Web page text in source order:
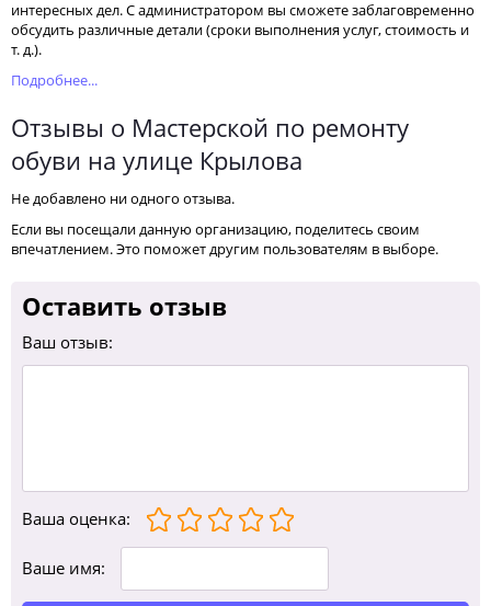
интересных дел. С администратором вы сможете заблаговременно
обсудить различные детали (сроки выполнения услуг, стоимость и
т. д.).
Подробнее...
Отзывы о Мастерской по ремонту
обуви на улице Крылова
Не добавлено ни одного отзыва.
Если вы посещали данную организацию, поделитесь своим
впечатлением. Это поможет другим пользователям в выборе.
Оставить отзыв
Ваш отзыв:
Ваша оценка:
Ваше имя: